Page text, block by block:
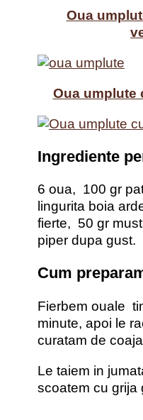
Oua
Oua umplute
Ingrediente
6 oua, 100 gr
lingurita boia
fierte, 50 gr
piper dupa gust.
Cum
Fierbem ouale
minute, apoi le
curatam de
Le taiem in
scoatem cu grija